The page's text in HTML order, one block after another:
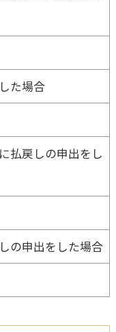
た場合
払戻しの申出をし
の申出をした場合